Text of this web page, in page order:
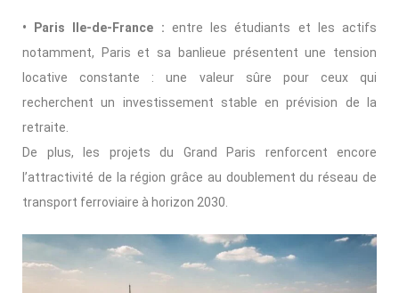
• Paris Ile-de-France : entre les étudiants et les actifs
notamment, Paris et sa banlieue présentent une tension
locative constante : une valeur sûre pour ceux qui
recherchent un investissement stable en prévision de la
retraite.
De plus, les projets du Grand Paris renforcent encore
l’attractivité de la région grâce au doublement du réseau de
transport ferroviaire à horizon 2030.